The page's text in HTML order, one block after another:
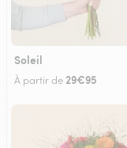
Soleil
À partir de29€95